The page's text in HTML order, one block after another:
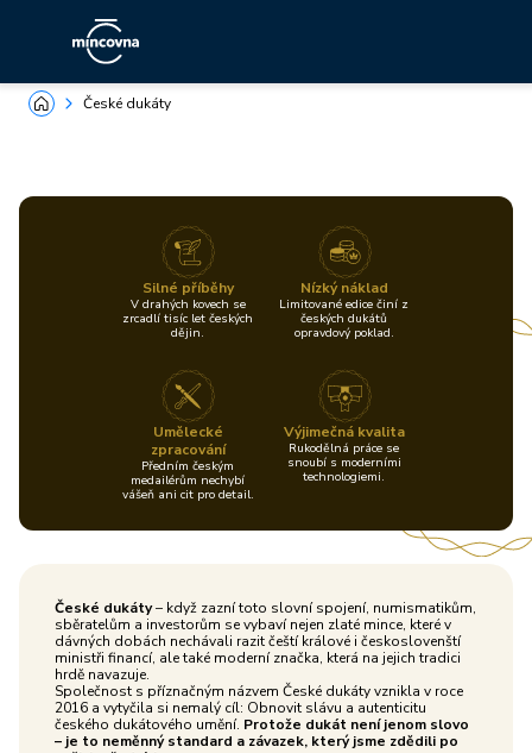
České dukáty
Silné příběhy
V drahých kovech se
zrcadlí tisíc let českých
dějin.
Nízký náklad
Limitované edice činí z
českých dukátů
opravdový poklad.
Umělecké
zpracování
Předním českým
medailérům nechybí
vášeň ani cit pro detail.
Výjimečná kvalita
Rukodělná práce se
snoubí s moderními
technologiemi.
České dukáty– když zazní toto slovní spojení, numismatikům,
sběratelům a investorům se vybaví nejen zlaté mince, které v
dávných dobách nechávali razit čeští králové i českoslovenští
ministři financí, ale také moderní značka, která na jejich tradici
hrdě navazuje.
Společnost s příznačným názvem České dukáty vznikla v roce
2016 a vytyčila si nemalý cíl: Obnovit slávu a autenticitu
českého dukátového umění. Protože dukát není jenom slovo
– je to neměnný standard a závazek, který jsme zdědili po